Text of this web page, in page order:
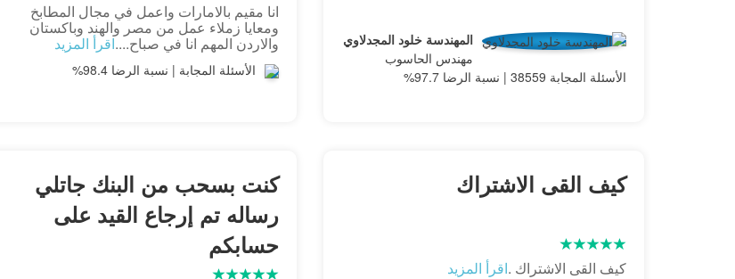
المهندسة خلود المجدلاوي
مهندس الحاسوب
الأسئلة المجابة 38559 | نسبة الرضا 97.7%
انا مقيم بالامارات واعمل في مجال المطابخ
ومعايا زملاء عمل من مصر والهند وباكستان
والاردن المهم انا في صباح....اقرأ المزيد
الأسئلة المجابة | نسبة الرضا 98.4%
كيف القى الاشتراك
كيف القى الاشتراك .اقرأ المزيد
كنت بسحب من البنك جاتلي
رساله تم إرجاع القيد على
حسابكم